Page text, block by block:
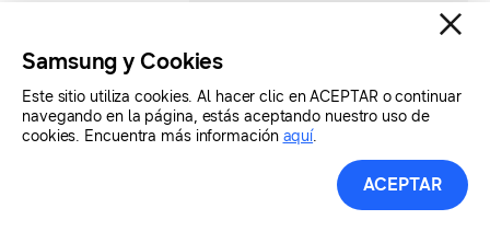
pueden variar según el modelo
o el mercado.
Pantalla táctil
Pantalla
AMOLED de
16,0″,
antirreflejos
Samsung y Cookies
Este sitio utiliza cookies. Al hacer clic en ACEPTAR o continuar
navegando en la página, estás aceptando nuestro uso de
cookies. Encuentra más información aquí.
ACEPTAR